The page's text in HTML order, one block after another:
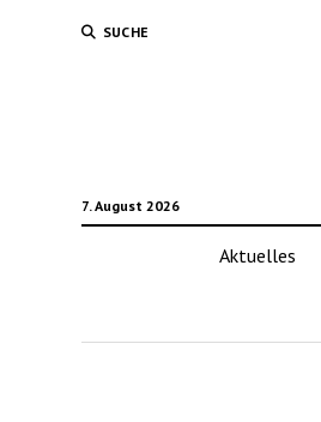
SUCHE
7. August 2026
Aktuelles